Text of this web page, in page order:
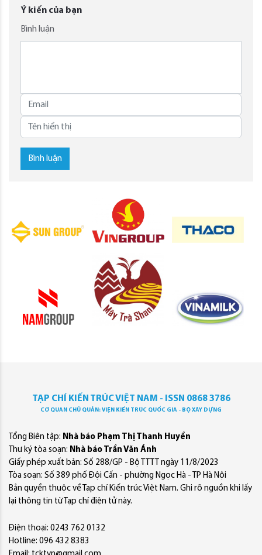
Ý kiến của bạn
Bình luận
Bình luận
TẠP CHÍ KIẾN TRÚC VIỆT NAM - ISSN 0868 3786
CƠ QUAN CHỦ QUẢN: VIỆN KIẾN TRÚC QUỐC GIA - BỘ XÂY DỰNG
Tổng Biên tập: Nhà báo Phạm Thị Thanh Huyền
Thư ký tòa soạn: Nhà báo Trần Văn Ánh
Giấy phép xuất bản: Số 288/GP - Bộ TTTT ngày 11/8/2023
Tòa soạn: Số 389 phố Đội Cấn - phường Ngọc Hà - TP Hà Nội
Bản quyền thuộc về Tạp chí Kiến trúc Việt Nam. Ghi rõ nguồn khi lấy
lại thông tin từ Tạp chí điện tử này.
Điện thoại: 0243 762 0132
Hotline: 096 432 8383